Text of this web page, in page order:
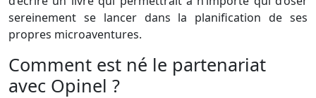
sereinement se lancer dans la planification de ses
propres microaventures.
Comment est né le partenariat
avec Opinel ?